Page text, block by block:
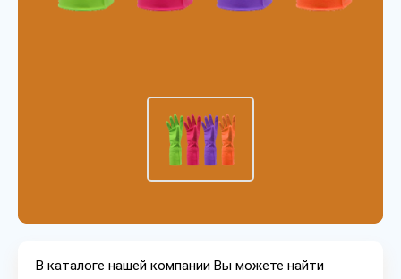
В каталоге нашей компании Вы можете найти